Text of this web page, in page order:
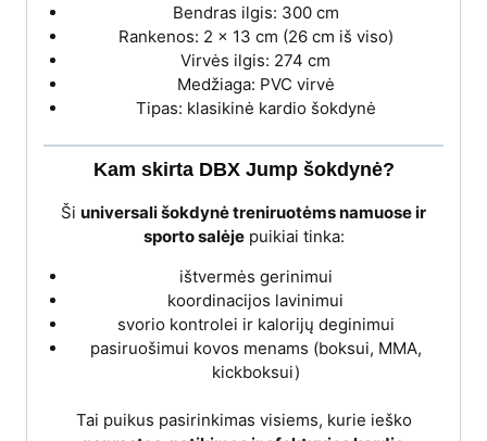
Bendras ilgis: 300 cm
Rankenos: 2 × 13 cm (26 cm iš viso)
Virvės ilgis: 274 cm
Medžiaga: PVC virvė
Tipas: klasikinė kardio šokdynė
Kam skirta DBX Jump šokdynė?
Ši universali šokdynė treniruotėms namuose ir
sporto salėjepuikiai tinka:
ištvermės gerinimui
koordinacijos lavinimui
svorio kontrolei ir kalorijų deginimui
pasiruošimui kovos menams (boksui, MMA,
kickboksui)
Tai puikus pasirinkimas visiems, kurie ieško